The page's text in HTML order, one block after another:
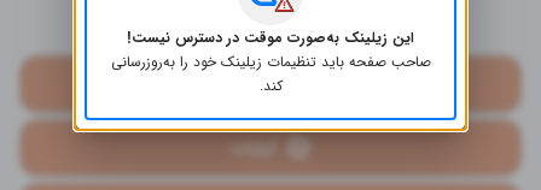
کست باکس
آپارات
این زیلینک به‌صورت موقت در دسترس نیست!
صاحب صفحه باید تنظیمات زیلینک خود را به‌روز‌رسانی
کند.